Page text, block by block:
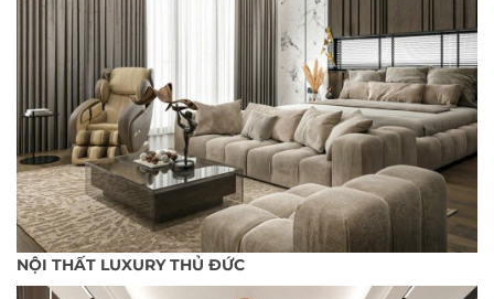
NỘI THẤT LUXURY THỦ ĐỨC